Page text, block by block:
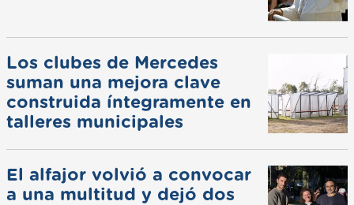
Los clubes de Mercedes
suman una mejora clave
construida íntegramente en
talleres municipales
El alfajor volvió a convocar
a una multitud y dejó dos